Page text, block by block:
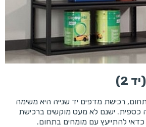
2)
רכישת מדפים יד שנייה היא משימה
כספית. ישנם לא מעט מוקשים ברכישת
כדאי להתייעץ עם מומחים בתחום.